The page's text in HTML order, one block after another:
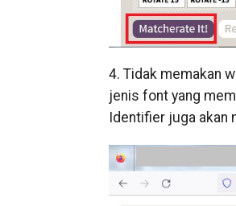
4. Tidak memakan
jenis font yang
Identifier juga akan